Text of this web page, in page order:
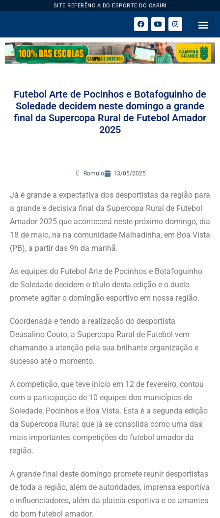
SITE REFERÊNCIA DO ESPORTE DO CARIRI
Futebol Arte de Pocinhos e Botafoguinho de
Soledade decidem neste domingo a grande
final da Supercopa Rural de Futebol Amador
2025
Romulo 13/05/2025
Já é grande a expectativa dos desportistas da região para
a grande e decisiva final da Supercopa Rural de Futebol
Amador 2025 que acontecerá neste próximo domingo, dia
18 de maio, na na comunidade Malhadinha, em Boa Vista
(PB), a partir das 9h da manhã.
As equipes do Futebol Arte de Pocinhos e Botafoguinho
de Soledade decidem o título desta edição e o duelo
promete agitar o domingão esportivo em nossa região.
Coordenada e tendo a realização do desportista
Deusalino Couto, a Supercopa Rural de Futebol vem
chamando a atenção pela sua brilhante organização e
sucesso até o momento.
A competição, que teve início em 12 de fevereiro, contou
com a participação de 10 equipes dos municípios de
Soledade, Pocinhos e Boa Vista. Esta é a segunda edição
da Supercopa Rural, que já se consolida como uma das
mais importantes competições do futebol amador da
região.
A grande final deste domingo promete reunir desportistas
de toda a região, além de autoridades, imprensa esportiva
e influenciadores, além da plateia esportiva e os amantes
do bom futebol amador.